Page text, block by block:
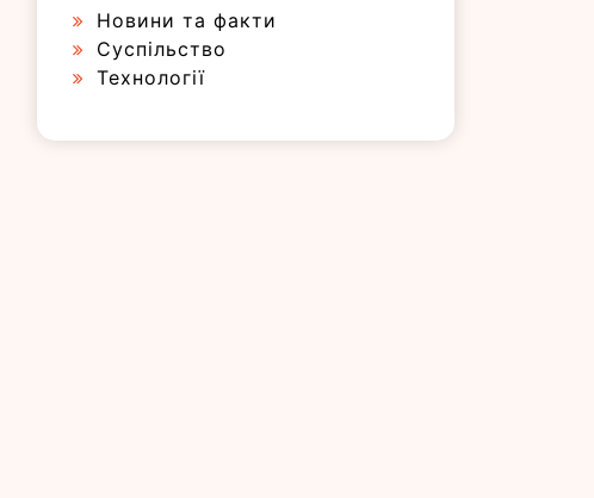
Новини та факти
Суспільство
Технології